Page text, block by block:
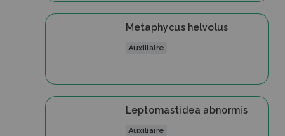
Metaphycus helvolus
Auxiliaire
Leptomastidea abnormis
Auxiliaire